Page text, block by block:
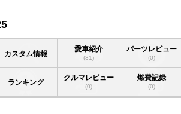
カスタム情報
愛車紹介
(31)
パーツレビュー
(0)
ランキング
クルマレビュー
(0)
燃費記録
(0)